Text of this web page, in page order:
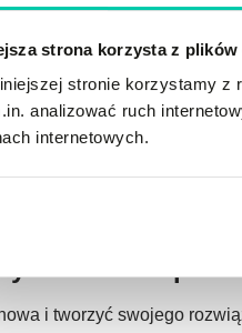
strona korzysta z plików
stronie korzystamy z
analizować ruch
internetowych.
nas jako
który
szkodowość.
hamowanie, pora
urządzeń. Pracujemy z
machine learningowych
do Twoich
i tworzyć swojego